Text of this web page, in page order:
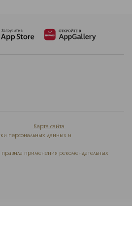
Карта сайта
персональных данных и
правила применения рекомендательных